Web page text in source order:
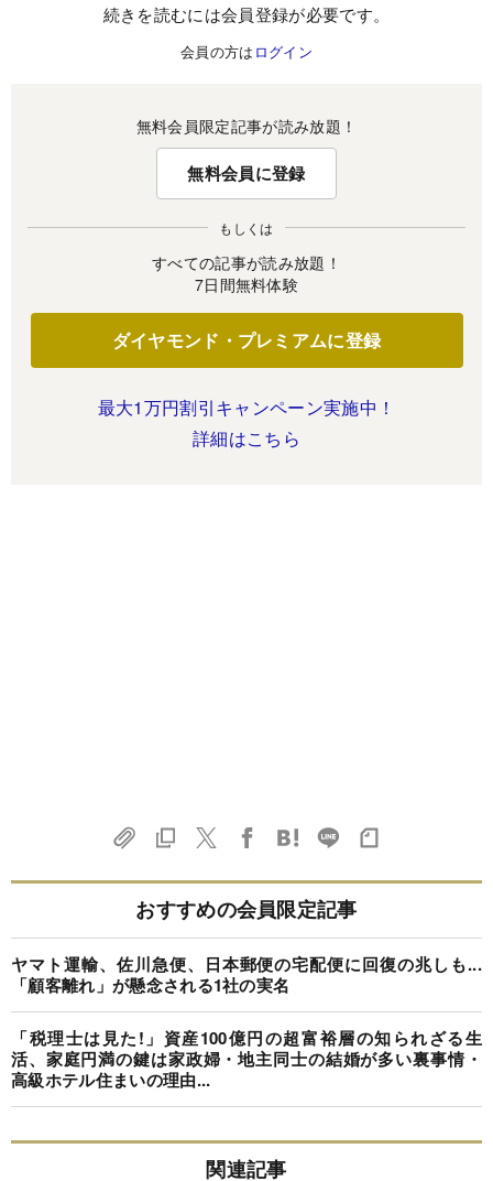
続きを読むには会員登録が必要です。
会員の方は ログイン
無料会員限定記事が読み放題！
無料会員に登録
もしくは
すべての記事が読み放題！
7日間無料体験
ダイヤモンド・プレミアムに登録
最大1万円割引キャンペーン実施中！
詳細はこちら
おすすめの会員限定記事
ヤマト運輸、佐川急便、日本郵便の宅配便に回復の兆しも...
「顧客離れ」が懸念される1社の実名
「税理士は見た!」資産100億円の超富裕層の知られざる生
活、家庭円満の鍵は家政婦・地主同士の結婚が多い裏事情・
高級ホテル住まいの理由...
関連記事